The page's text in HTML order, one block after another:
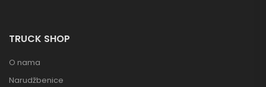
TRUCK SHOP
O nama
Narudžbenice